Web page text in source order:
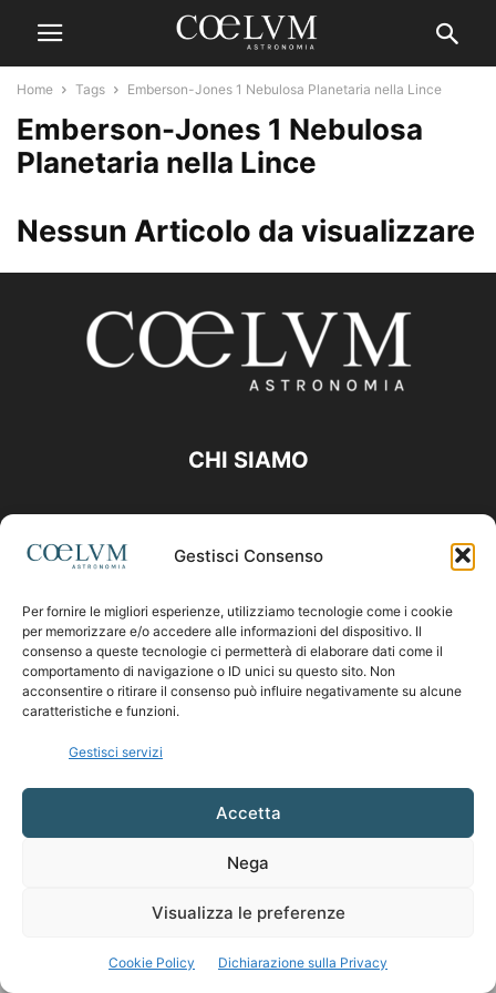
Gestisci Consenso
Per fornire le migliori esperienze, utilizziamo tecnologie come i cookie
per memorizzare e/o accedere alle informazioni del dispositivo. Il
consenso a queste tecnologie ci permetterà di elaborare dati come il
comportamento di navigazione o ID unici su questo sito. Non
acconsentire o ritirare il consenso può influire negativamente su alcune
caratteristiche e funzioni.
Gestisci servizi
Accetta
Nega
Visualizza le preferenze
Cookie Policy Dichiarazione sulla Privacy
Home Tags Emberson-Jones 1 Nebulosa Planetaria nella Lince
Emberson-Jones 1 Nebulosa
Planetaria nella Lince
Nessun Articolo da visualizzare
CHI SIAMO